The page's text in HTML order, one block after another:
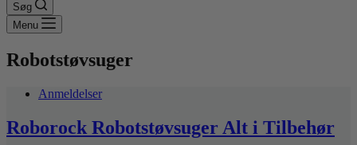
Søg
Menu
Robotstøvsuger
Anmeldelser
Roborock Robotstøvsuger Alt i Tilbehør